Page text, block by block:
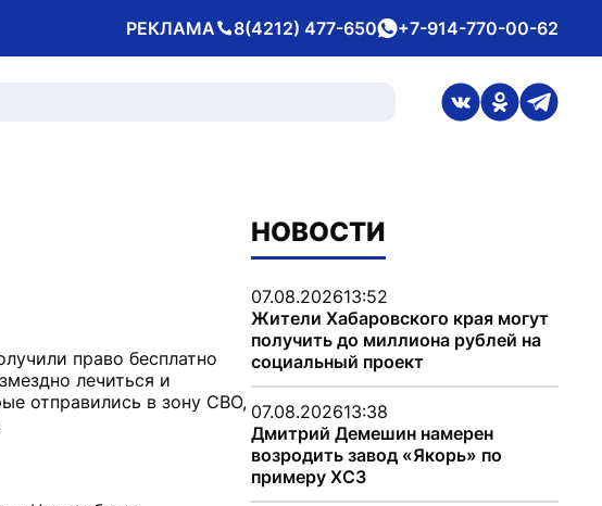
РЕКЛАМА
Телефон 8(4212) 477-650whatsApp
+7-914-770-00-62
ссылка на
ссылка на
право бесплатно
лечиться и
отправились в зону СВО,
НОВОСТИ
07.08.202613:52
Жители Хабаровского края могут
получить до миллиона рублей на
социальный проект
07.08.202613:38
Дмитрий Демешин намерен
возродить завод «Якорь» по
примеру ХСЗ